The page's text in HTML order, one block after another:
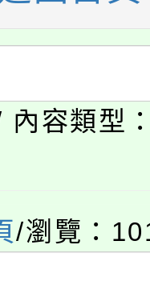
輔導中心
導、社會
參加。
活動海報
。
參觀特色
計畫」
育部表揚
獻獎」
學年度第
住民語歌
學年度第
甄選結果(
學年度第
容類型
/瀏覽：